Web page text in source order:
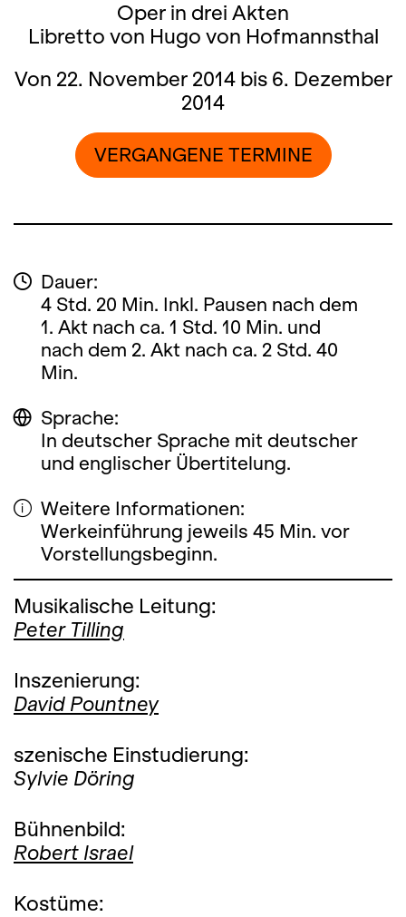
Oper in drei Akten
Libretto von Hugo von Hofmannsthal
Von 22. November 2014 bis 6. Dezember
2014
VERGANGENE TERMINE
Dauer:
4 Std. 20 Min. Inkl. Pausen nach dem
1. Akt nach ca. 1 Std. 10 Min. und
nach dem 2. Akt nach ca. 2 Std. 40
Min.
Sprache:
In deutscher Sprache mit deutscher
und englischer Übertitelung.
Weitere Informationen:
Werkeinführung jeweils 45 Min. vor
Vorstellungsbeginn.
Musikalische Leitung:
Peter Tilling
Inszenierung:
David Pountney
szenische Einstudierung:
Sylvie Döring
Bühnenbild:
Robert Israel
Kostüme: